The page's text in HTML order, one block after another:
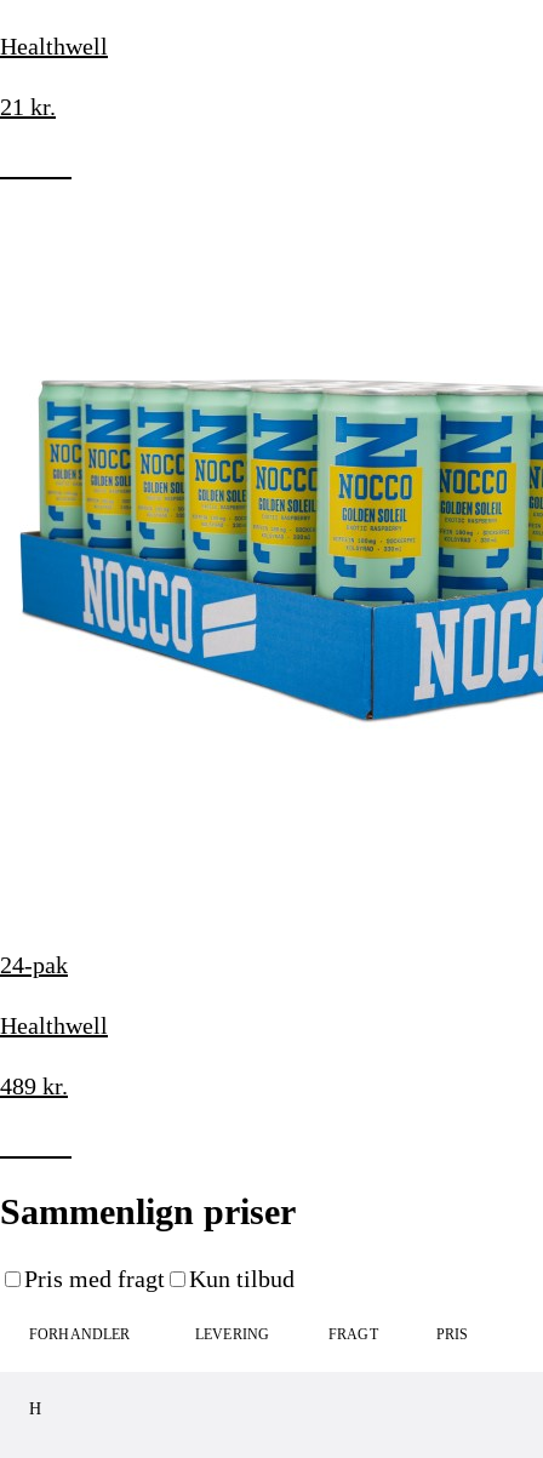
Healthwell
21 kr.
24-pak
Healthwell
489 kr.
Sammenlign priser
Pris med fragt Kun tilbud
FORHANDLER LEVERING FRAGT PRIS
H